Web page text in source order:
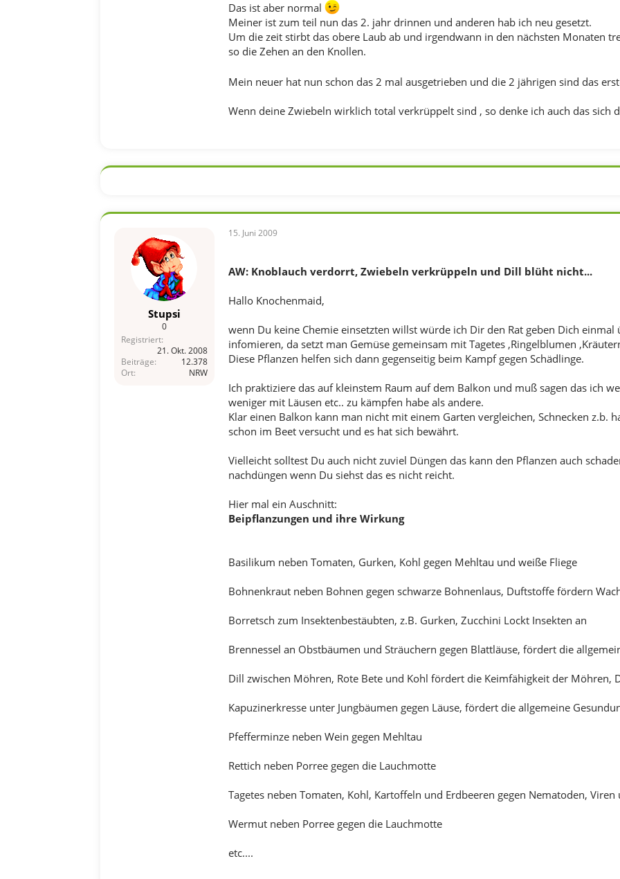
Das ist aber normal
Meiner ist zum teil nun das 2. jahr drinnen und anderen hab ich neu gesetzt.
Um die zeit stirbt das obere Laub ab und irgendwann in den nächsten Monaten
so die Zehen an den Knollen.
Mein neuer hat nun schon das 2 mal ausgetrieben und die 2 jährigen sind das
Wenn deine Zwiebeln wirklich total verkrüppelt sind , so denke ich auch das sich
Stupsi
0
Registriert
21. Okt. 2008
Beiträge
12.378
Ort
NRW
15. Juni 2009
AW: Knoblauch verdorrt, Zwiebeln verkrüppeln und Dill blüht nicht...
Hallo Knochenmaid,
wenn Du keine Chemie einsetzten willst würde ich Dir den Rat geben Dich
infomieren, da setzt man Gemüse gemeinsam mit Tagetes ,Ringelblumen
Diese Pflanzen helfen sich dann gegenseitig beim Kampf gegen Schädlinge.
Ich praktiziere das auf kleinstem Raum auf dem Balkon und muß sagen das ich
weniger mit Läusen etc.. zu kämpfen habe als andere.
Klar einen Balkon kann man nicht mit einem Garten vergleichen, Schnecken z.b.
schon im Beet versucht und es hat sich bewährt.
Vielleicht solltest Du auch nicht zuviel Düngen das kann den Pflanzen auch
nachdüngen wenn Du siehst das es nicht reicht.
Hier mal ein Auschnitt:
Beipflanzungen und ihre Wirkung
Basilikum neben Tomaten, Gurken, Kohl gegen Mehltau und weiße Fliege
Bohnenkraut neben Bohnen gegen schwarze Bohnenlaus, Duftstoffe fördern
Borretsch zum Insektenbestäubten, z.B. Gurken, Zucchini Lockt Insekten an
Brennessel an Obstbäumen und Sträuchern gegen Blattläuse, fördert die
Dill zwischen Möhren, Rote Bete und Kohl fördert die Keimfähigkeit der Möhren,
Kapuzinerkresse unter Jungbäumen gegen Läuse, fördert die allgemeine
Pfefferminze neben Wein gegen Mehltau
Rettich neben Porree gegen die Lauchmotte
Tagetes neben Tomaten, Kohl, Kartoffeln und Erdbeeren gegen Nematoden, Viren
Wermut neben Porree gegen die Lauchmotte
etc....